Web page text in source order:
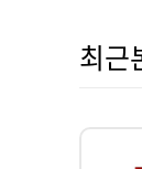
최근